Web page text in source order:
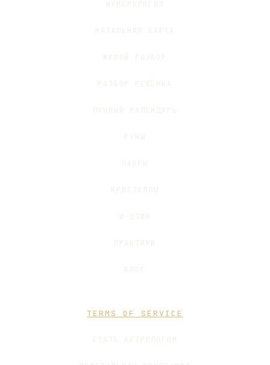
НУМЕРОЛОГИЯ
НАТАЛЬНАЯ КАРТА
ЖИВОЙ РАЗБОР
РАЗБОР РЕБЁНКА
ЛУННЫЙ КАЛЕНДАРЬ
РУНЫ
ЧАКРЫ
КРИСТАЛЛЫ
И-ЦЗИН
ПРАКТИКИ
БЛОГ
TERMS OF SERVICE
СТАТЬ АСТРОЛОГОМ